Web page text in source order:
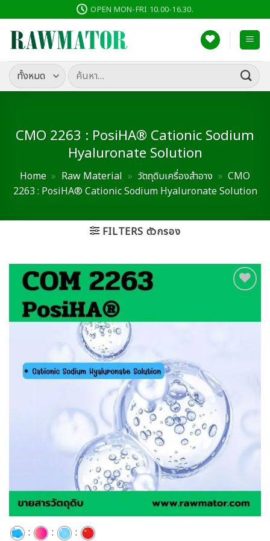
ไป
เนื้อหา
OPEN MON-FRI 10.00-16.30.
ค้นหา:
CMO 2263 : PosiHA® Cationic Sodium
Hyaluronate Solution
Home » Raw Material » วัตถุดิบเครื่องสำอาง » CMO
2263 : PosiHA® Cationic Sodium Hyaluronate Solution
FILTERS ตัวกรอง
: :
: